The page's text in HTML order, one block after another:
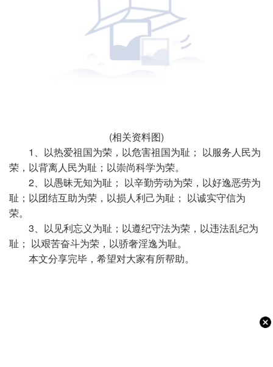
(相关资料图)
1、以热爱祖国为荣，以危害祖国为耻； 以服务人民为
荣，以背离人民为耻；以崇尚科学为荣。
2、以愚昧无知为耻； 以辛勤劳动为荣，以好逸恶劳为
耻；以团结互助为荣，以损人利己为耻； 以诚实守信为
荣。
3、以见利忘义为耻；以遵纪守法为荣，以违法乱纪为
耻； 以艰苦奋斗为荣，以骄奢淫逸为耻。
本文分享完毕，希望对大家有所帮助。